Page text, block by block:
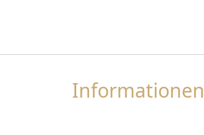
Informationen